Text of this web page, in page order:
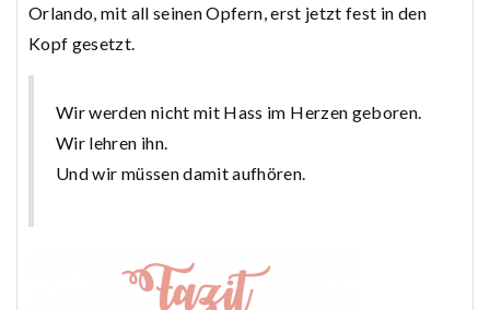
Orlando, mit all seinen Opfern, erst jetzt fest in den
Kopf gesetzt.
Wir werden nicht mit Hass im Herzen geboren.
Wir lehren ihn.
Und wir müssen damit aufhören.